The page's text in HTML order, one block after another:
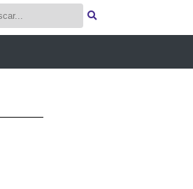
Select Language